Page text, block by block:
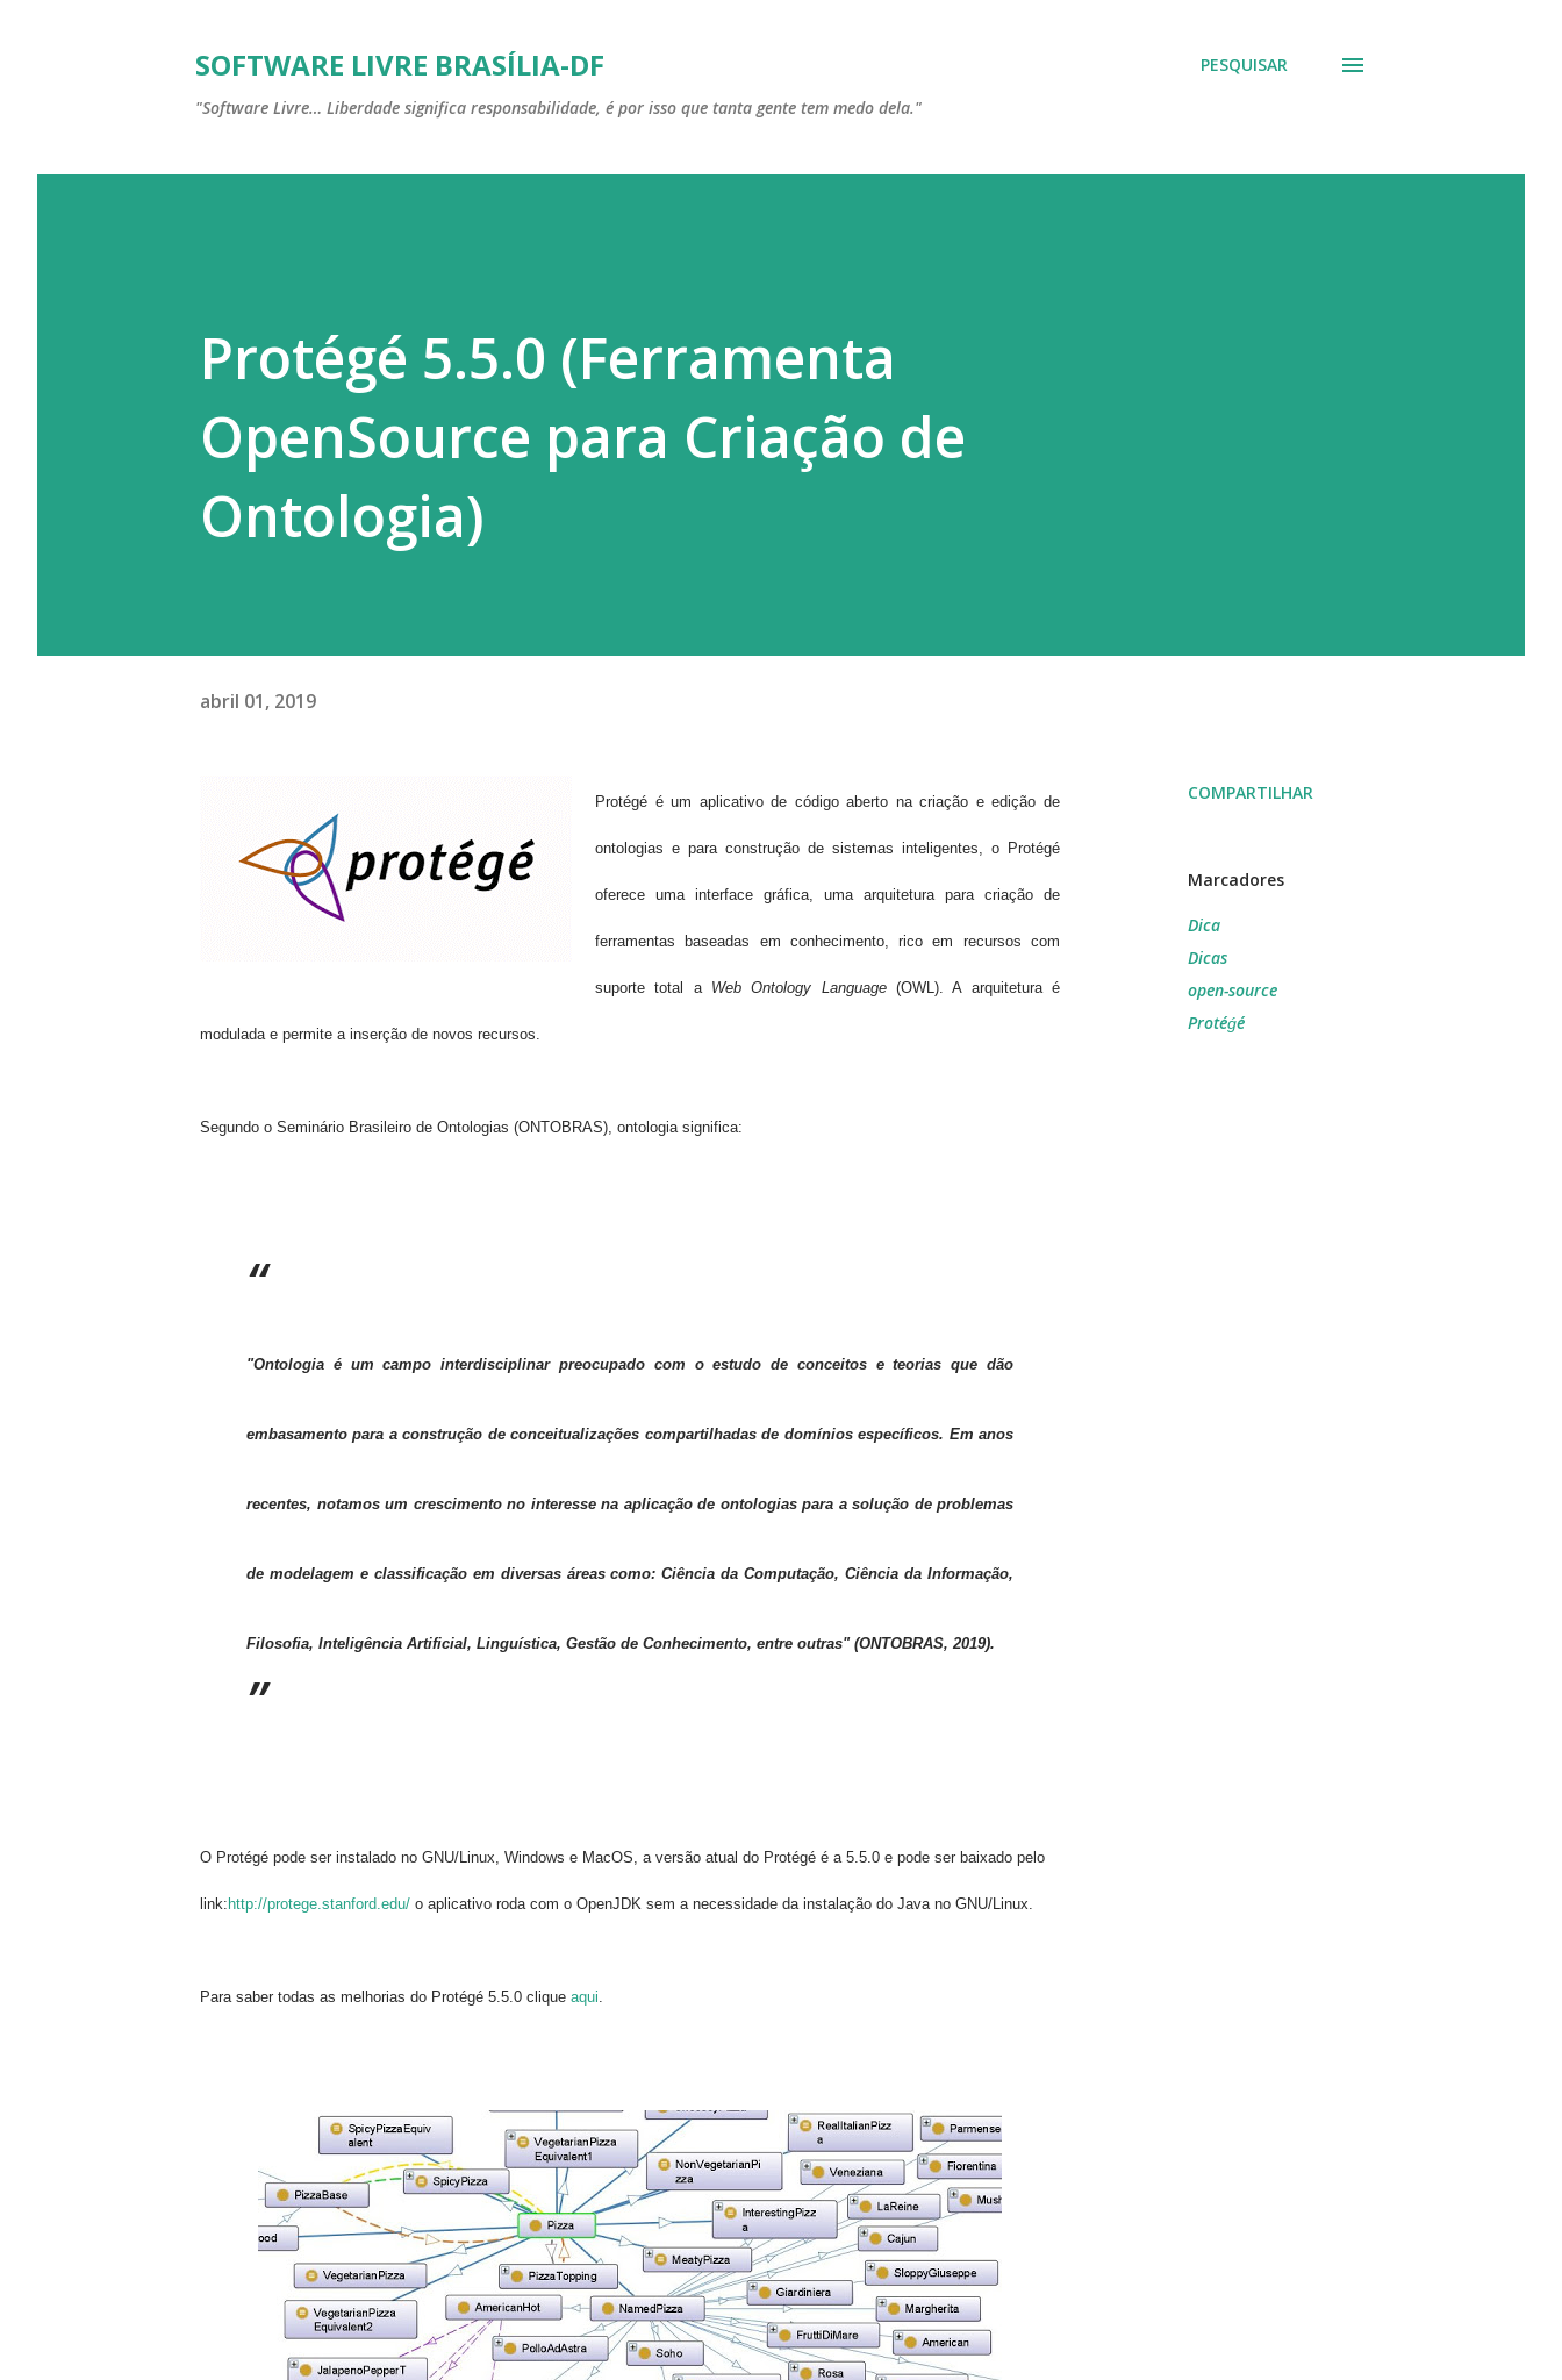
SOFTWARE LIVRE BRASÍLIA-DF
"Software Livre… Liberdade significa responsabilidade, é por isso que tanta gente tem medo dela."
PESQUISAR
Protégé 5.5.0 (Ferramenta
OpenSource para Criação de
Ontologia)
abril 01, 2019
Protégé é um aplicativo de código aberto na criação e edição de
ontologias e para construção de sistemas inteligentes, o Protégé
oferece uma interface gráfica, uma arquitetura para criação de
ferramentas baseadas em conhecimento, rico em recursos com
suporte total a Web Ontology Language(OWL). A arquitetura é
modulada e permite a inserção de novos recursos.
Segundo o Seminário Brasileiro de Ontologias (ONTOBRAS), ontologia significa:
"Ontologia é um campo interdisciplinar preocupado com o estudo de conceitos e teorias que dão
embasamento para a construção de conceitualizações compartilhadas de domínios específicos. Em anos
recentes, notamos um crescimento no interesse na aplicação de ontologias para a solução de problemas
de modelagem e classificação em diversas áreas como: Ciência da Computação, Ciência da Informação,
Filosofia, Inteligência Artificial, Linguística, Gestão de Conhecimento, entre outras" (ONTOBRAS, 2019).
O Protégé pode ser instalado no GNU/Linux, Windows e MacOS, a versão atual do Protégé é a 5.5.0 e pode ser baixado pelo
link: http://protege.stanford.edu/ o aplicativo roda com o OpenJDK sem a necessidade da instalação do Java no GNU/Linux.
Para saber todas as melhorias do Protégé 5.5.0 clique aqui.
COMPARTILHAR
Marcadores
Dica
Dicas
open-source
Protéǵé